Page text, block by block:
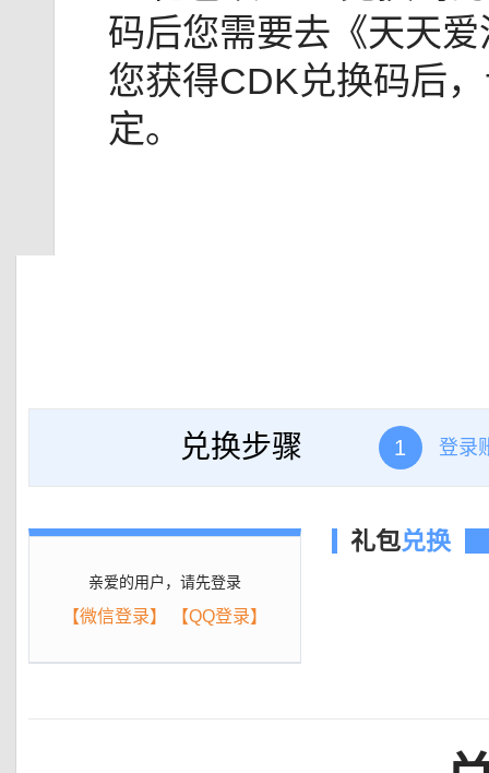
码后您需要去《天天
您获得CDK兑换码后
定。
兑换步骤 1 登录
亲爱的用户，请先登录
【微信登录】 【QQ登录】
礼包兑换